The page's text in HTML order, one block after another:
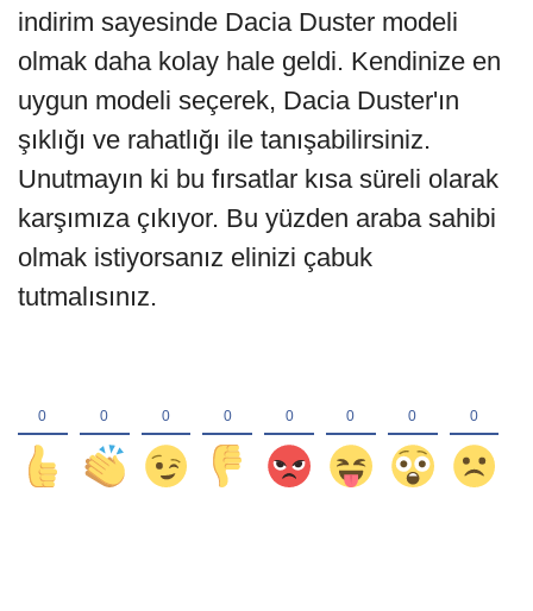
indirim sayesinde Dacia Duster modeli
olmak daha kolay hale geldi. Kendinize en
uygun modeli seçerek, Dacia Duster'ın
şıklığı ve rahatlığı ile tanışabilirsiniz.
Unutmayın ki bu fırsatlar kısa süreli olarak
karşımıza çıkıyor. Bu yüzden araba sahibi
olmak istiyorsanız elinizi çabuk
tutmalısınız.